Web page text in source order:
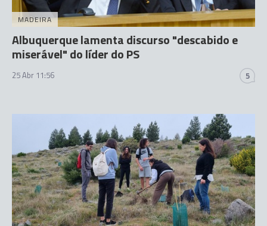
MADEIRA
Albuquerque lamenta discurso "descabido e
miserável" do líder do PS
25 Abr 11:56 5